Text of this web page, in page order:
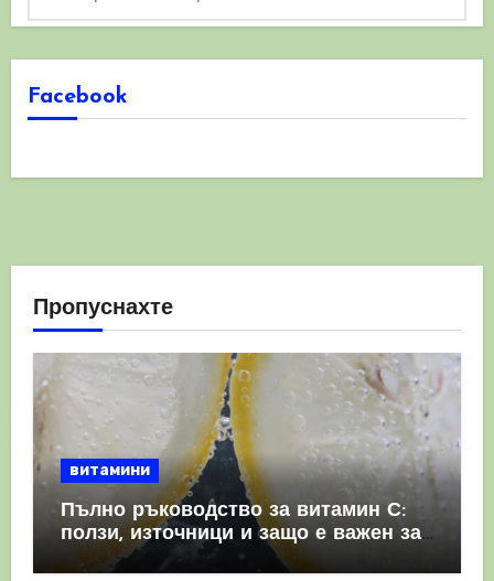
Facebook
Пропуснахте
витамини
Пълно ръководство за витамин С:
ползи, източници и защо е важен за
имунната система